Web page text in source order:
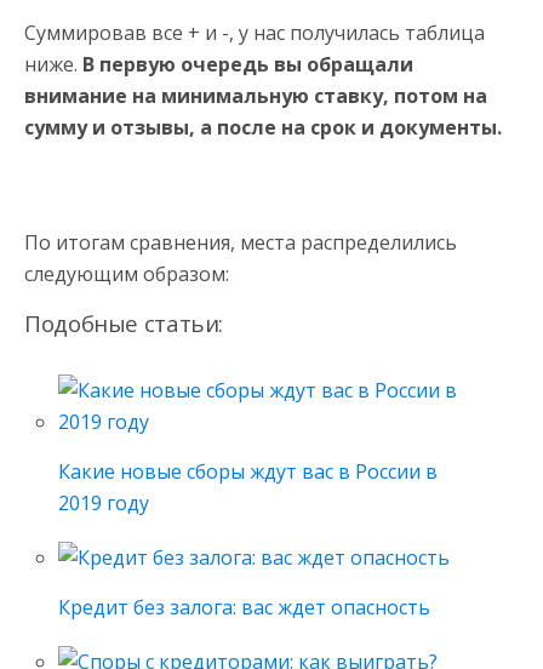
Суммировав все + и -, у нас получилась таблица
ниже. В первую очередь вы обращали
внимание на минимальную ставку, потом на
сумму и отзывы, а после на срок и документы.
По итогам сравнения, места распределились
следующим образом:
Подобные статьи:
Какие новые сборы ждут вас в России в
2019 году
Кредит без залога: вас ждет опасность